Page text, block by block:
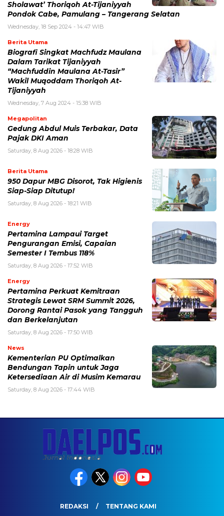
Sholawat’ Thoriqoh At-Tijaniyyah
Pondok Cabe, Pamulang – Tangerang Selatan
Wednesday, 18 Sep 2024 - 14:47 WIB
Berita Utama
Biografi Singkat Machfudz Maulana
Dalam Tarikat Tijaniyyah
“Machfuddin Maulana At-Tasir”
Wakil Muqoddam Thoriqoh At-
Tijaniyyah
Wednesday, 7 Aug 2024 - 15:38 WIB
Megapolitan
Gedung Abdul Muis Terbakar, Data
Pajak DKI Aman
Saturday, 8 Aug 2026 - 18:28 WIB
Berita Utama
950 Dapur MBG Disorot, Tak Higienis
Siap-Siap Ditutup!
Saturday, 8 Aug 2026 - 18:21 WIB
Energy
Pertamina Lampaui Target
Pengurangan Emisi, Capaian
Semester I Tembus 118%
Saturday, 8 Aug 2026 - 17:52 WIB
Energy
Pertamina Perkuat Kemitraan
Strategis Lewat SRM Summit 2026,
Dorong Rantai Pasok yang Tangguh
dan Berkelanjutan
Saturday, 8 Aug 2026 - 17:50 WIB
News
Kementerian PU Optimalkan
Bendungan Tapin untuk Jaga
Ketersediaan Air di Musim Kemarau
Saturday, 8 Aug 2026 - 17:44 WIB
REDAKSI TENTANG KAMI